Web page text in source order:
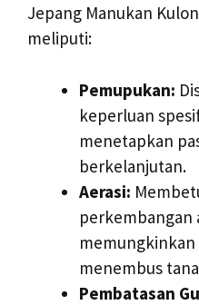
Jepang Manukan
meliputi:
Pemupukan:
keperluan
menetapkan
berkelanjutan.
Aerasi:
perkembangan
menembus
Pembatasan